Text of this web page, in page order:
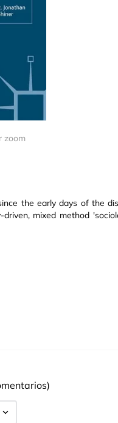
zoom
the early days of the
mixed method